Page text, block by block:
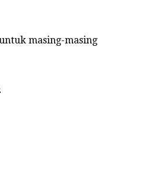
masing-masing